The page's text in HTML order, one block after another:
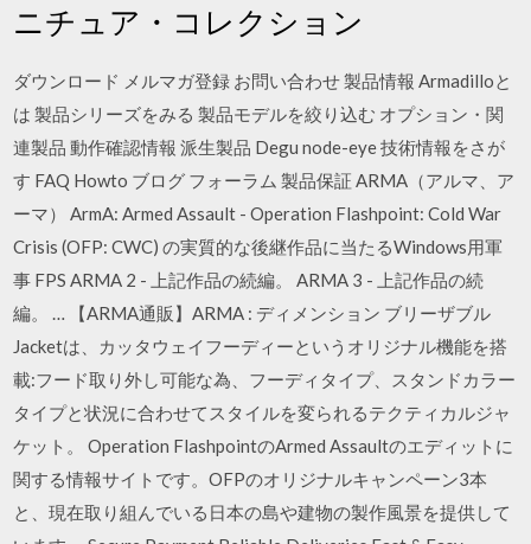
ニチュア・コレクション
ダウンロード メルマガ登録 お問い合わせ 製品情報 Armadilloと
は 製品シリーズをみる 製品モデルを絞り込む オプション・関
連製品 動作確認情報 派生製品 Degu node-eye 技術情報をさが
す FAQ Howto ブログ フォーラム 製品保証 ARMA（アルマ、ア
ーマ） ArmA: Armed Assault - Operation Flashpoint: Cold War
Crisis (OFP: CWC) の実質的な後継作品に当たるWindows用軍
事 FPS ARMA 2 - 上記作品の続編。 ARMA 3 - 上記作品の続
編。 … 【ARMA通販】ARMA : ディメンション ブリーザブル
Jacketは、カッタウェイフーディーというオリジナル機能を搭
載:フード取り外し可能な為、フーディタイプ、スタンドカラー
タイプと状況に合わせてスタイルを変られるテクティカルジャ
ケット。 Operation FlashpointのArmed Assaultのエディットに
関する情報サイトです。OFPのオリジナルキャンペーン3本
と、現在取り組んでいる日本の島や建物の製作風景を提供して